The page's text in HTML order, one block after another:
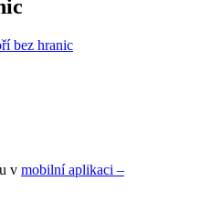
v mobilní aplikaci –